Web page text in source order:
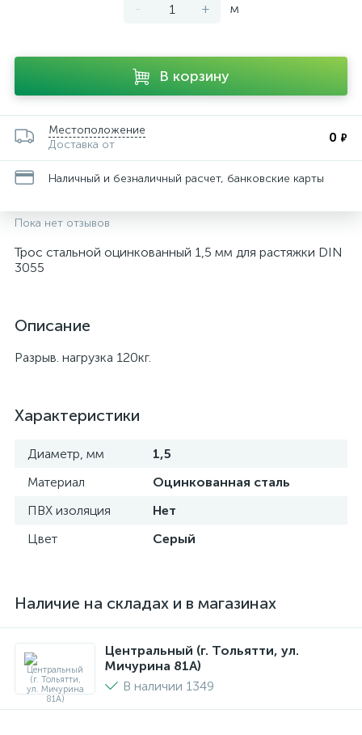
- + м
В корзину
Местоположение
Доставка от
0 ₽
Наличный и безналичный расчет, банковские карты
Пока нет отзывов
Трос стальной оцинкованный 1,5 мм для растяжки DIN
3055
Описание
Разрыв. нагрузка 120кг.
Характеристики
Диаметр, мм
1,5
Материал
Оцинкованная сталь
ПВХ изоляция
Нет
Цвет
Серый
Наличие на складах и в магазинах
Центральный (г. Тольятти, ул.
Мичурина 81А)
В наличии 1349